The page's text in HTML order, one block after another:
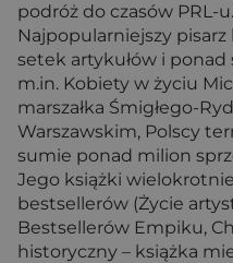
podróż do czasów PRL-
Najpopularniejszy
setek artykułów i
m.in. Kobiety w życiu
marszałka Śmigłego-
Warszawskim, Polscy
sumie ponad milion
Jego książki
bestsellerów (Życie
Bestsellerów Empiku,
historyczny – książka